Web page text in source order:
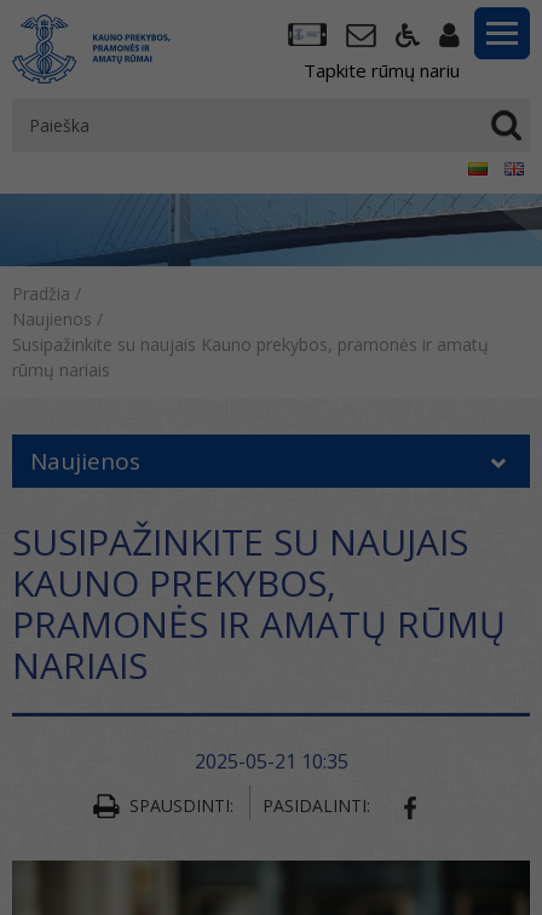
Tapkite rūmų nariu
Pradžia /
Naujienos /
Susipažinkite su naujais Kauno prekybos, pramonės ir amatų
rūmų nariais
Naujienos
SUSIPAŽINKITE SU NAUJAIS
KAUNO PREKYBOS,
PRAMONĖS IR AMATŲ RŪMŲ
NARIAIS
2025-05-21 10:35
SPAUSDINTI: PASIDALINTI: